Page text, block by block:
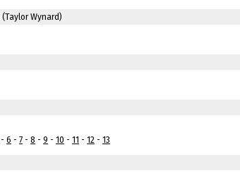
(Taylor Wynard)
- 6 - 7 - 8 - 9 - 10 - 11 - 12 - 13